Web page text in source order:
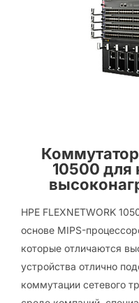
10500 для
HPE FLEXNETWORK
основе MIPS-
которые отличаются
устройства отлично
коммутации сетевого